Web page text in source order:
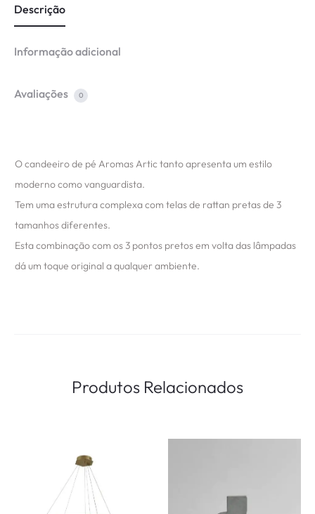
Descrição
Informação adicional
Avaliações 0
O candeeiro de pé Aromas Artic tanto apresenta um estilo
moderno como vanguardista.
Tem uma estrutura complexa com telas de rattan pretas de 3
tamanhos diferentes.
Esta combinação com os 3 pontos pretos em volta das lâmpadas
dá um toque original a qualquer ambiente.
Produtos Relacionados